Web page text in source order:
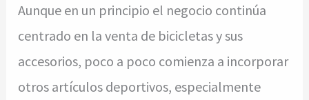
Aunque en un principio el negocio continúa
centrado en la venta de bicicletas y sus
accesorios, poco a poco comienza a incorporar
otros artículos deportivos, especialmente